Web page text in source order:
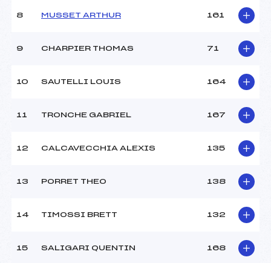
Ouvreurs A :
PELLET MANY CLEMENT
(FRA)
RUIN ROMANE (FRA)
Ouvreurs C :
SALOME ()
Ouvreurs E :
MERCIER ESTEBAN (FRA)
FROIDE
MANCHE 2
Heure de départ :
Ouvreurs D :
8 MUSSET ARTHUR 161
9 CHARPIER THOMAS 71
10 SAUTELLI LOUIS 164
11 TRONCHE GABRIEL 167
12 CALCAVECCHIA ALEXIS 135
13 PORRET THEO 138
14 TIMOSSI BRETT 132
15 SALIGARI QUENTIN 168